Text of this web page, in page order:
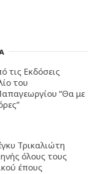
τις Εκδόσεις
του
“Θα με
Τρικαλιώτη
όλους τους
έπους